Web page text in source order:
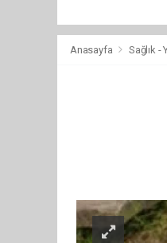
Anasayfa Sağlık -